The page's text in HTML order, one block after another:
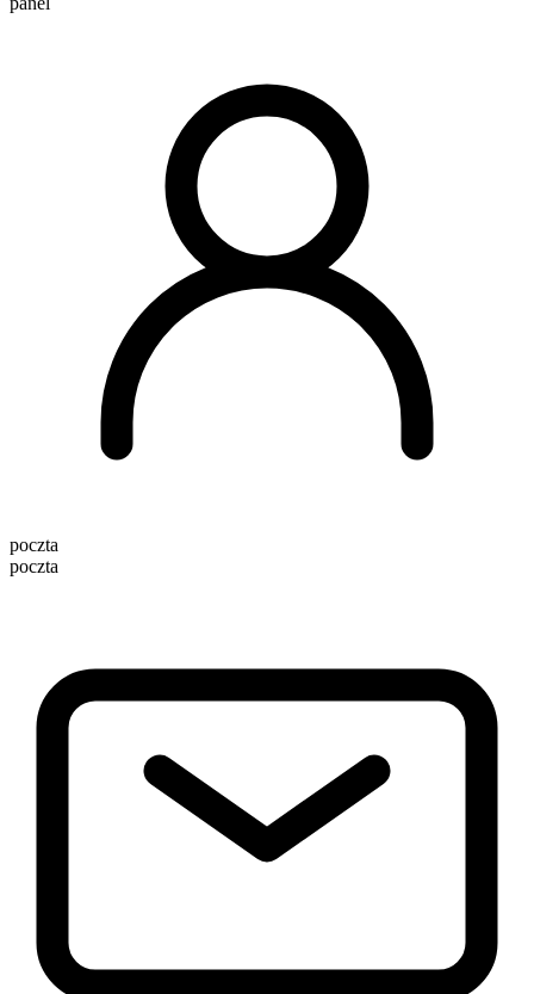
poczta
poczta